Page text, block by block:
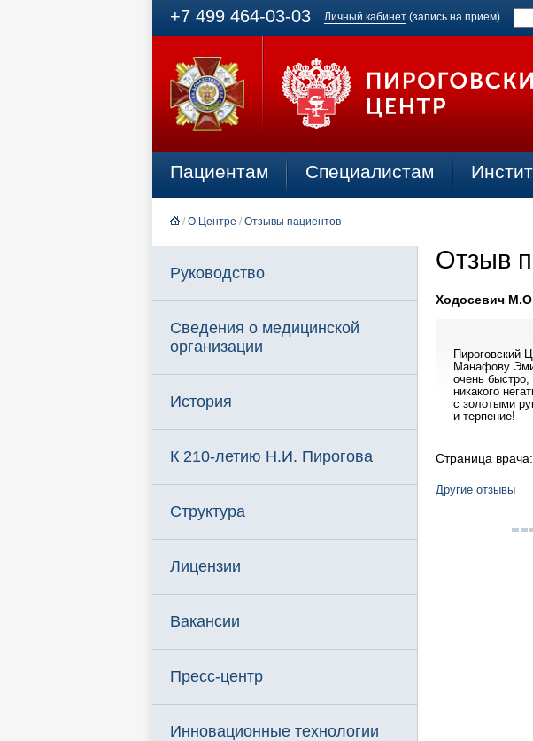
+7 499 464-03-03 Личный кабинет (запись на прием)
Пациентам Специалистам
/ О Центре / Отзывы пациентов
Руководство
Сведения о медицинской
организации
История
К 210-летию Н.И. Пирогова
Структура
Лицензии
Вакансии
Пресс-центр
Инновационные технологии
Отзыв
Ходосевич
Пироговский
Манафову
очень быстро,
никакого
с золотыми
и терпение!
Страница врача:
Другие отзывы